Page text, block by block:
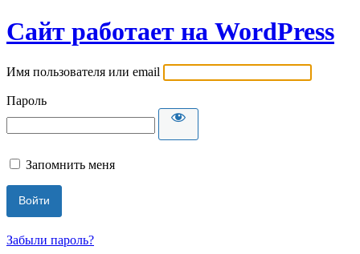
Сайт работает на WordPress
Имя пользователя или email
Пароль
Запомнить меня
Забыли пароль?